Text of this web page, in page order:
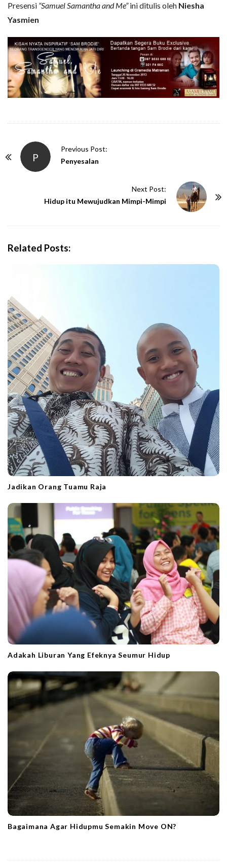
Presensi “Samuel Samantha and Me”ini ditulis oleh Niesha
Yasmien
P
Previous Post:
Penyesalan
Next Post:
Hidup itu Mewujudkan Mimpi-Mimpi
Related Posts:
Jadikan Orang Tuamu Raja
Adakah Liburan Yang Efeknya Seumur Hidup
Bagaimana Agar Hidupmu Semakin Move ON?